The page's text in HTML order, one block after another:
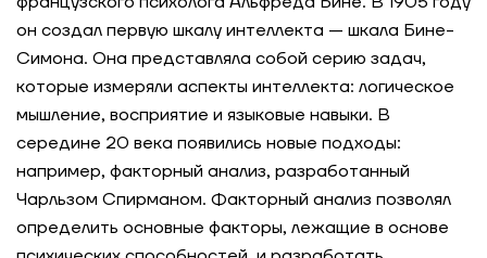
он создал первую шкалу интеллекта — шкала Бине-
Симона. Она представляла собой серию задач,
которые измеряли аспекты интеллекта: логическое
мышление, восприятие и языковые навыки. В
середине 20 века появились новые подходы:
например, факторный анализ, разработанный
Чарльзом Спирманом. Факторный анализ позволял
определить основные факторы, лежащие в основе